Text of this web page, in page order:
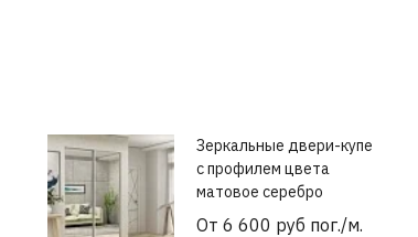
Зеркальные двери-купе
с профилем цвета
матовое серебро
От 6 600 руб пог./м.